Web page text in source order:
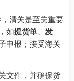
清关是至关重要
如提货单、 发
申报；接受海关
文件，并确保货